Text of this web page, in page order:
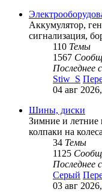
Аккумулятор,
сигнализация,
110 Темы
1567
Последнее
Stiw_S
04 авг
Шины, диски
Зимние и летние
колпаки на
34 Темы
1125
Последнее
Серый
03 авг